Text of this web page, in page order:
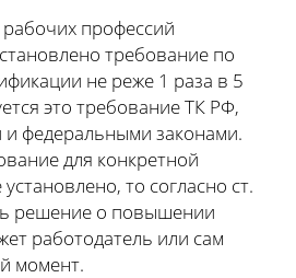
профессий
требование по
не реже 1 раза в 5
это требование ТК РФ,
федеральными законами.
для конкретной
то согласно ст.
решение о повышении
работодатель или сам
момент.